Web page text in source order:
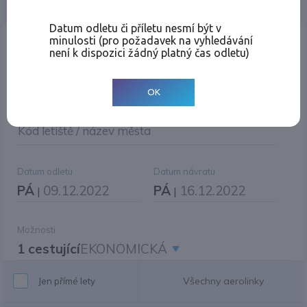
Místo odletu
Kód letiště / název města
Datum odletu
PÁ | 09.12.2022
Datum návratu
PÁ | 16.12.2022
Možnosti
1 cestujícíEKONOMICKÁ
Jen přímé lety Všechny aerolinky
Datum odletu či příletu nesmí být v
minulosti (pro požadavek na vyhledávání
není k dispozici žádný platný čas odletu)
OK